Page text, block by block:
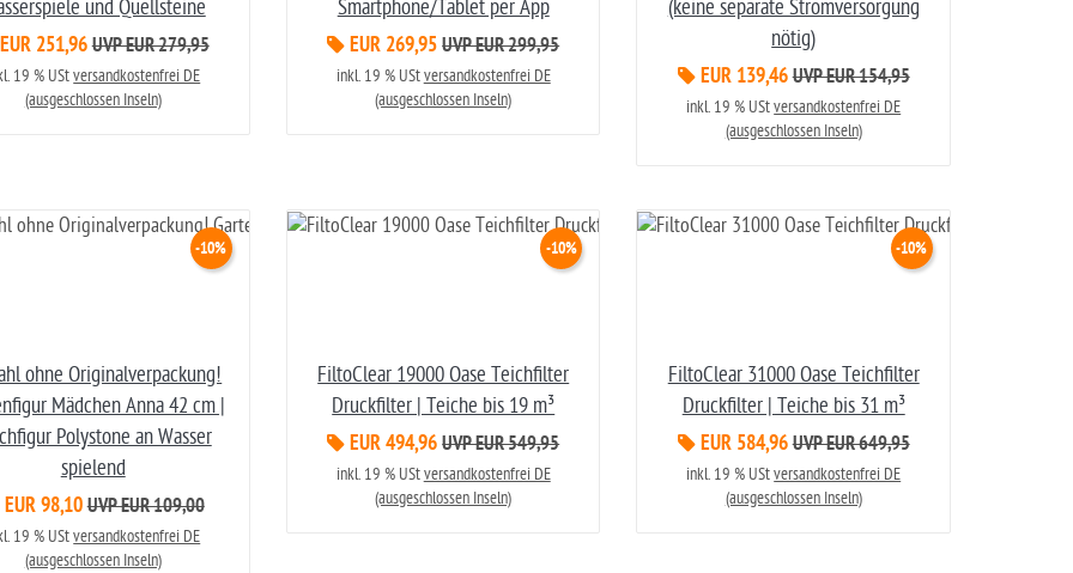
und Quellsteine
251,96 UVP EUR 279,95
19 % UStversandkostenfrei DE
(ausgeschlossen Inseln)
Smartphone/Tablet per App
EUR 269,95 UVP EUR 299,95
inkl. 19 % UStversandkostenfrei DE
(ausgeschlossen Inseln)
(keine separate Stromversorgung
nötig)
EUR 139,46 UVP EUR 154,95
inkl. 19 % UStversandkostenfrei DE
(ausgeschlossen Inseln)
ohne Originalverpackung!
Mädchen Anna 42 cm |
Polystone an Wasser
spielend
EUR 98,10
-10%
UVP EUR 109,00
19 % UStversandkostenfrei DE
(ausgeschlossen Inseln)
FiltoClear 19000 Oase Teichfilter
Druckfilter | Teiche bis 19 m³
EUR 494,96
-10%
UVP EUR 549,95
inkl. 19 % UStversandkostenfrei DE
(ausgeschlossen Inseln)
FiltoClear 31000 Oase Teichfilter
Druckfilter | Teiche bis 31 m³
EUR 584,96
-10%
UVP EUR 649,95
inkl. 19 % UStversandkostenfrei DE
(ausgeschlossen Inseln)